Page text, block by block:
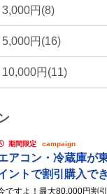
円(8)
円(16)
円(11)
期間限定 campaign
アコン・冷蔵庫が
ントで割引購入で
ですよ！最大80,000円割